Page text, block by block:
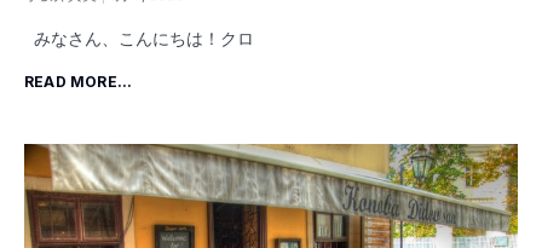
みなさん、こんにちは！クロ
READ MORE...